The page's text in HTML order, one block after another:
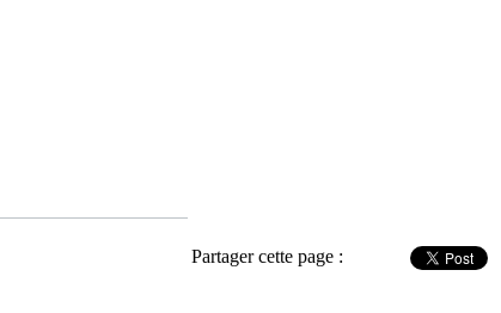
Partager cette page :